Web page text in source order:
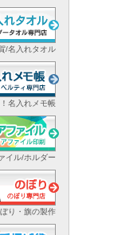
/名入れタオル
名入れメモ帳
イル/ホルダー
り・旗の製作